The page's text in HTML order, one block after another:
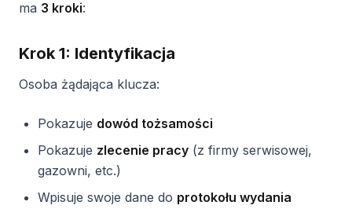
ma 3 kroki:
Krok 1: Identyfikacja
Osoba żądająca klucza:
Pokazuje dowód tożsamości
Pokazuje zlecenie pracy (z firmy serwisowej,
gazowni, etc.)
Wpisuje swoje dane do protokołu wydania